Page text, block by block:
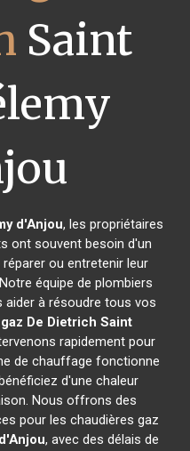
Saint
d'Anjou, les propriétaires
ont souvent besoin d'un
ou entretenir leur
équipe de plombiers
aider à résoudre tous vos
De Dietrich Saint
rapidement pour
de chauffage fonctionne
d'une chaleur
Nous offrons des
pour les chaudières gaz
, avec des délais de